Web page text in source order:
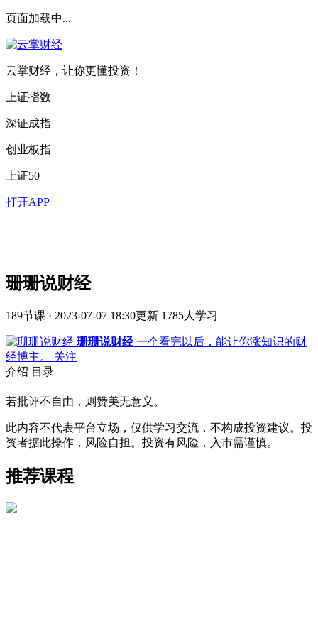
页面加载中...
云掌财经，让你更懂投资！
上证指数
深证成指
创业板指
上证50
打开APP
珊珊说财经
189节课 · 2023-07-07 18:30更新 1785人学习
珊珊说财经 一个看完以后，能让你涨知识的财
经博主。
关注
介绍 目录
若批评不自由，则赞美无意义。
此内容不代表平台立场，仅供学习交流，不构成投资建议。投
资者据此操作，风险自担。投资有风险，入市需谨慎。
推荐课程